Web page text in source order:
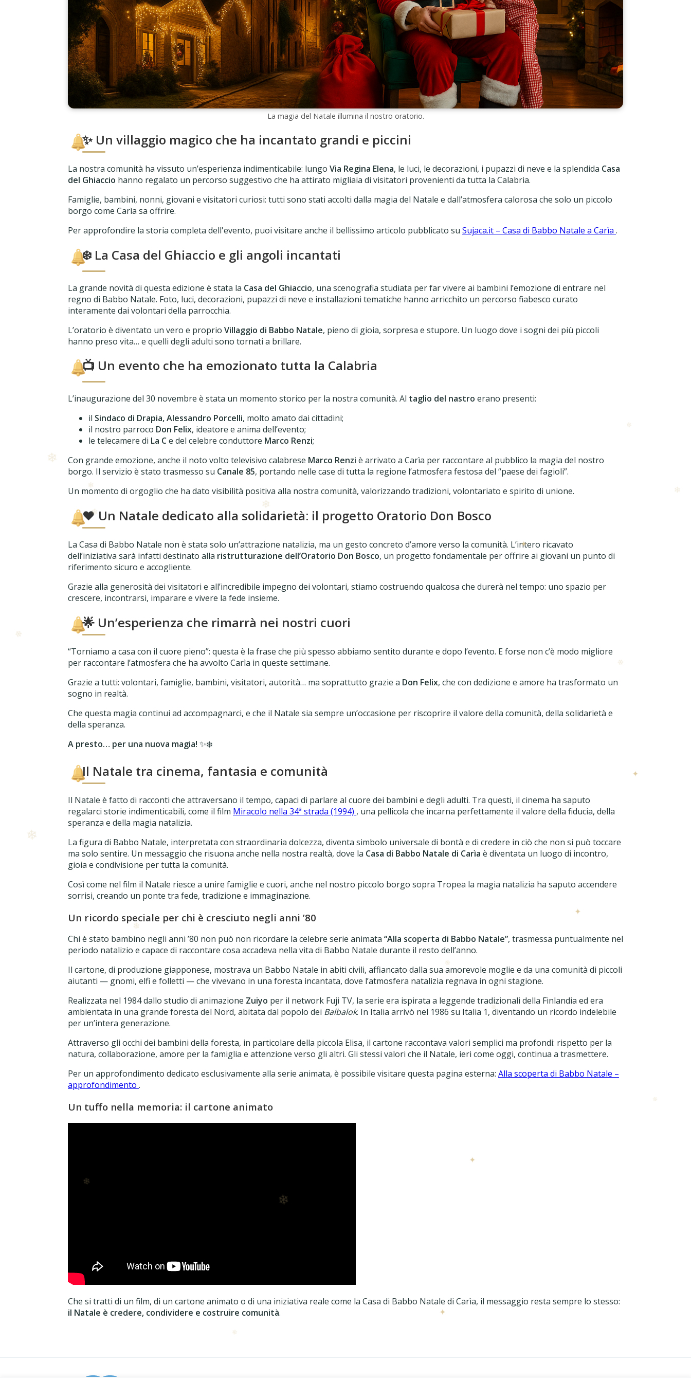
La magia del Natale illumina il nostro oratorio.
✨ Un villaggio magico che ha incantato grandi e piccini
La nostra comunità ha vissuto un’esperienza indimenticabile: lungo Via Regina Elena, le luci, le decorazioni, i pupazzi di neve e la splendida Casa
del Ghiaccio hanno regalato un percorso suggestivo che ha attirato migliaia di visitatori provenienti da tutta la Calabria.
Famiglie, bambini, nonni, giovani e visitatori curiosi: tutti sono stati accolti dalla magia del Natale e dall’atmosfera calorosa che solo un piccolo
borgo come Carìa sa offrire.
Per approfondire la storia completa dell'evento, puoi visitare anche il bellissimo articolo pubblicato su Sujaca.it – Casa di Babbo Natale a Carìa .
❄️ La Casa del Ghiaccio e gli angoli incantati
La grande novità di questa edizione è stata la Casa del Ghiaccio, una scenografia studiata per far vivere ai bambini l’emozione di entrare nel
regno di Babbo Natale. Foto, luci, decorazioni, pupazzi di neve e installazioni tematiche hanno arricchito un percorso fiabesco curato
interamente dai volontari della parrocchia.
L’oratorio è diventato un vero e proprio Villaggio di Babbo Natale, pieno di gioia, sorpresa e stupore. Un luogo dove i sogni dei più piccoli
hanno preso vita… e quelli degli adulti sono tornati a brillare.
📺 Un evento che ha emozionato tutta la Calabria
L’inaugurazione del 30 novembre è stata un momento storico per la nostra comunità. Al taglio del nastro erano presenti:
il Sindaco di Drapia, Alessandro Porcelli, molto amato dai cittadini;
il nostro parroco Don Felix, ideatore e anima dell’evento;
le telecamere di La Ce del celebre conduttore Marco Renzi;
Con grande emozione, anche il noto volto televisivo calabrese Marco Renzi è arrivato a Carìa per raccontare al pubblico la magia del nostro
borgo. Il servizio è stato trasmesso su Canale 85, portando nelle case di tutta la regione l’atmosfera festosa del “paese dei fagioli”.
Un momento di orgoglio che ha dato visibilità positiva alla nostra comunità, valorizzando tradizioni, volontariato e spirito di unione.
❤️ Un Natale dedicato alla solidarietà: il progetto Oratorio Don Bosco
La Casa di Babbo Natale non è stata solo un’attrazione natalizia, ma un gesto concreto d’amore verso la comunità. L’intero ricavato
dell’iniziativa sarà infatti destinato alla ristrutturazione dell’Oratorio Don Bosco, un progetto fondamentale per offrire ai giovani un punto di
riferimento sicuro e accogliente.
Grazie alla generosità dei visitatori e all’incredibile impegno dei volontari, stiamo costruendo qualcosa che durerà nel tempo: uno spazio per
crescere, incontrarsi, imparare e vivere la fede insieme.
🌟 Un’esperienza che rimarrà nei nostri cuori
“Torniamo a casa con il cuore pieno”: questa è la frase che più spesso abbiamo sentito durante e dopo l’evento. E forse non c’è modo migliore
per raccontare l’atmosfera che ha avvolto Carìa in queste settimane.
Grazie a tutti: volontari, famiglie, bambini, visitatori, autorità… ma soprattutto grazie a Don Felix, che con dedizione e amore ha trasformato un
sogno in realtà.
Che questa magia continui ad accompagnarci, e che il Natale sia sempre un’occasione per riscoprire il valore della comunità, della solidarietà e
della speranza.
A presto… per una nuova magia! ✨❄️
Il Natale tra cinema, fantasia e comunità
Il Natale è fatto di racconti che attraversano il tempo, capaci di parlare al cuore dei bambini e degli adulti. Tra questi, il cinema ha saputo
regalarci storie indimenticabili, come il film Miracolo nella 34ª strada (1994) , una pellicola che incarna perfettamente il valore della fiducia, della
speranza e della magia natalizia.
La figura di Babbo Natale, interpretata con straordinaria dolcezza, diventa simbolo universale di bontà e di credere in ciò che non si può toccare
ma solo sentire. Un messaggio che risuona anche nella nostra realtà, dove la Casa di Babbo Natale di Carìa è diventata un luogo di incontro,
gioia e condivisione per tutta la comunità.
Così come nel film il Natale riesce a unire famiglie e cuori, anche nel nostro piccolo borgo sopra Tropea la magia natalizia ha saputo accendere
sorrisi, creando un ponte tra fede, tradizione e immaginazione.
Un ricordo speciale per chi è cresciuto negli anni ’80
Chi è stato bambino negli anni ’80 non può non ricordare la celebre serie animata “Alla scoperta di Babbo Natale”, trasmessa puntualmente nel
periodo natalizio e capace di raccontare cosa accadeva nella vita di Babbo Natale durante il resto dell’anno.
Il cartone, di produzione giapponese, mostrava un Babbo Natale in abiti civili, affiancato dalla sua amorevole moglie e da una comunità di piccoli
aiutanti — gnomi, elfi e folletti — che vivevano in una foresta incantata, dove l’atmosfera natalizia regnava in ogni stagione.
Realizzata nel 1984 dallo studio di animazione Zuiyo per il network Fuji TV, la serie era ispirata a leggende tradizionali della Finlandia ed era
ambientata in una grande foresta del Nord, abitata dal popolo dei Balbalok. In Italia arrivò nel 1986 su Italia 1, diventando un ricordo indelebile
per un’intera generazione.
Attraverso gli occhi dei bambini della foresta, in particolare della piccola Elisa, il cartone raccontava valori semplici ma profondi: rispetto per la
natura, collaborazione, amore per la famiglia e attenzione verso gli altri. Gli stessi valori che il Natale, ieri come oggi, continua a trasmettere.
Per un approfondimento dedicato esclusivamente alla serie animata, è possibile visitare questa pagina esterna: Alla scoperta di Babbo Natale –
approfondimento .
Un tuffo nella memoria: il cartone animato
Che si tratti di un film, di un cartone animato o di una iniziativa reale come la Casa di Babbo Natale di Carìa, il messaggio resta sempre lo stesso:
il Natale è credere, condividere e costruire comunità.
❄
❄
❄
❄
✦
✦
✦
✦
✦